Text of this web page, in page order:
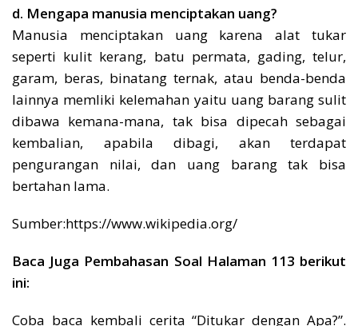
d. Mengapa manusia menciptakan uang?
Manusia menciptakan uang karena alat tukar
seperti kulit kerang, batu permata, gading, telur,
garam, beras, binatang ternak, atau benda-benda
lainnya memliki kelemahan yaitu uang barang sulit
dibawa kemana-mana, tak bisa dipecah sebagai
kembalian, apabila dibagi, akan terdapat
pengurangan nilai, dan uang barang tak bisa
bertahan lama.
Sumber:https://www.wikipedia.org/
Baca Juga Pembahasan Soal Halaman 113 berikut
ini:
Coba baca kembali cerita “Ditukar dengan Apa?”.